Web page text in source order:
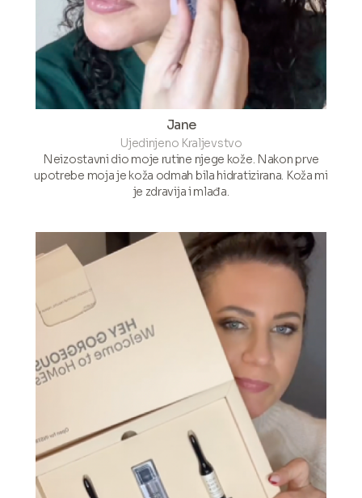
Jane
Ujedinjeno Kraljevstvo
Neizostavni dio moje rutine njege kože. Nakon prve
upotrebe moja je koža odmah bila hidratizirana. Koža mi
je zdravija i mlađa.